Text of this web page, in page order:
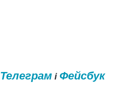
Телеграмі Фейсбук